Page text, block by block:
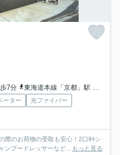
7分
東海道本線「京都」駅 徒歩17分
ーター
光ファイバー
際のお荷物の受取も安心！2口IHシ
ンプードレッサーなど... もっと見る